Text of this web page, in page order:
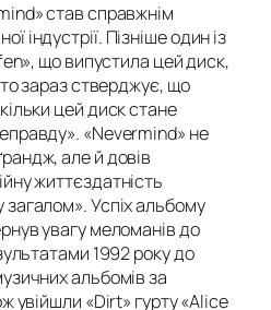
став справжнім
індустрії. Пізніше один із
що випустила цей диск,
зараз стверджує, що
цей диск стане
«Nevermind» не
але й довів
життєздатність
Успіх альбому
увагу меломанів до
1992 року до
альбомів за
увійшли «Dirt» гурту «Alice